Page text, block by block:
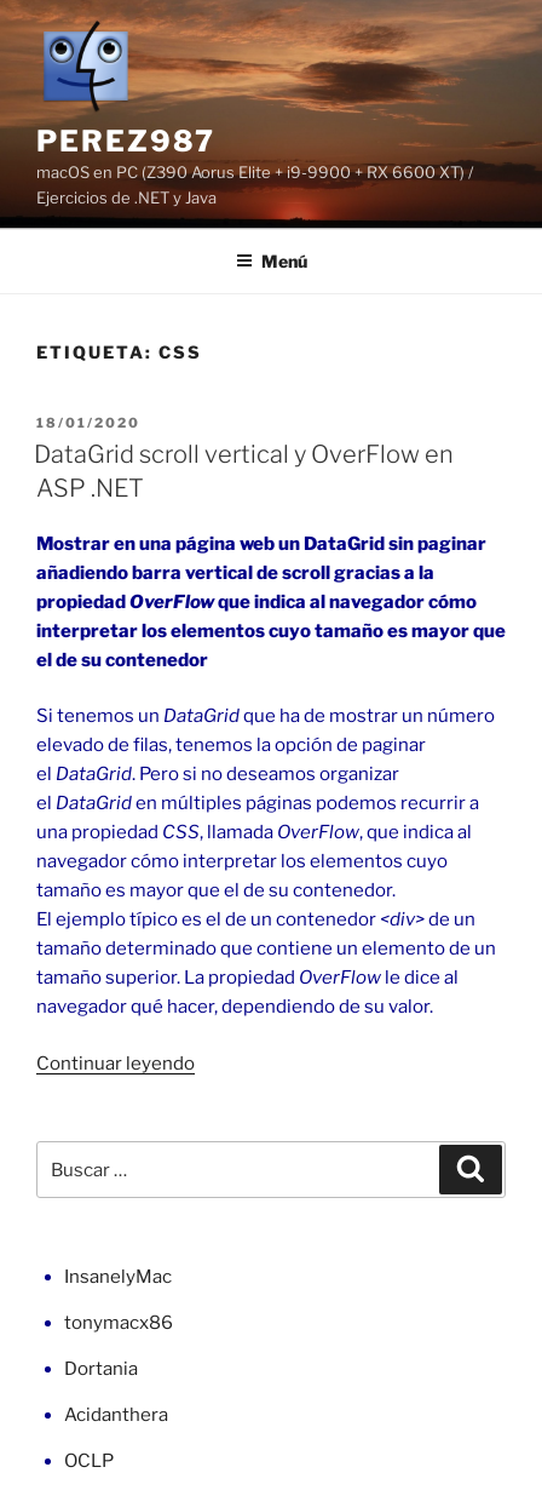
Saltar
contenido
PEREZ987
macOS en PC (Z390 Aorus Elite + i9-9900 + RX 6600 XT) /
Ejercicios de .NET y Java
Menú
ETIQUETA: CSS
PUBLICADO
EL
18/01/2020
DataGrid scroll vertical y OverFlow en
ASP .NET
Mostrar en una página web un DataGrid sin paginar
añadiendo barra vertical de scroll gracias a la
propiedadOverFlowque indica al navegador cómo
interpretar los elementos cuyo tamaño es mayor que
el de su contenedor
Si tenemos un DataGridque ha de mostrar un número
elevado de filas, tenemos la opción de paginar
el DataGrid. Pero si no deseamos organizar
el DataGriden múltiples páginas podemos recurrir a
una propiedad CSS, llamada OverFlow, que indica al
navegador cómo interpretar los elementos cuyo
tamaño es mayor que el de su contenedor.
El ejemplo típico es el de un contenedor <div>de un
tamaño determinado que contiene un elemento de un
tamaño superior. La propiedad OverFlow le dice al
navegador qué hacer, dependiendo de su valor.
Continuar leyendo«DataGrid
y
por:
InsanelyMac
tonymacx86
Dortania
Acidanthera
OCLP